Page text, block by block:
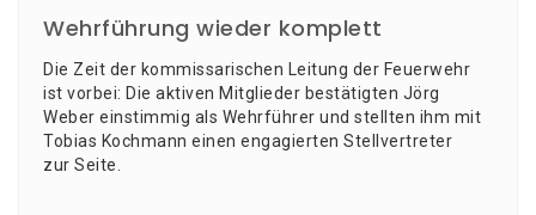
Wehrführung wieder komplett
Die Zeit der kom­mis­sa­ri­schen Lei­tung der Feu­er­wehr
ist vor­bei: Die akti­ven Mit­glie­der bestä­tig­ten Jörg
Weber ein­stim­mig als Wehr­füh­rer und stell­ten ihm mit
Tobi­as Koch­mann einen enga­gier­ten Stell­ver­tre­ter
zur Seite.